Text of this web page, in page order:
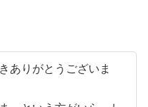
ありがとうございま